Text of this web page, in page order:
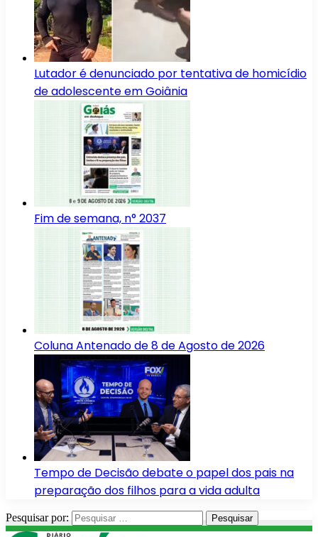
Lutador é denunciado por tentativa de homicídio
de adolescente em Goiânia
Fim de semana, n° 2037
Coluna Antenado de 8 de Agosto de 2026
Tempo de Decisão debate o papel dos pais na
preparação dos filhos para a vida adulta
Pesquisar por: